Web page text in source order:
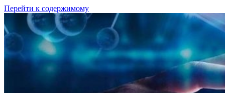
Перейти к содержимому